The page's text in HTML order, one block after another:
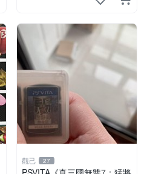
觀己 27